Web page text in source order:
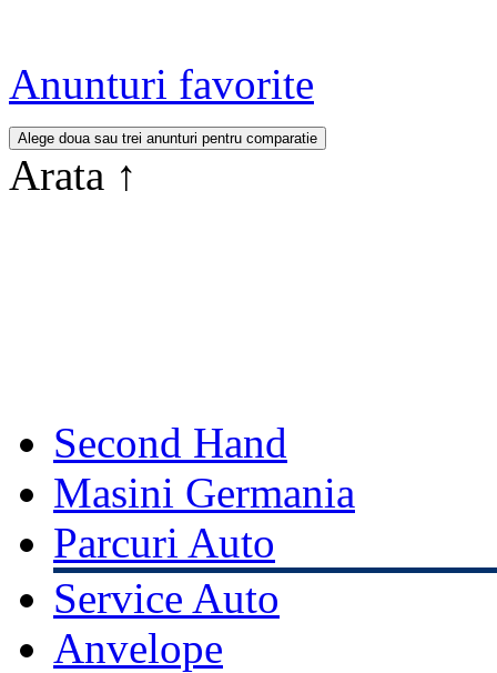
Anunturi favorite
Arata ↑
Second Hand
Masini Germania
Parcuri Auto
Service Auto
Anvelope